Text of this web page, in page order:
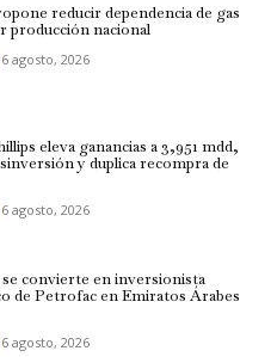
reducir dependencia de gas
producción nacional
6 agosto, 2026
eleva ganancias a 3,951 mdd,
y duplica recompra de
6 agosto, 2026
convierte en inversionista
de Petrofac en Emiratos Árabes
6 agosto, 2026